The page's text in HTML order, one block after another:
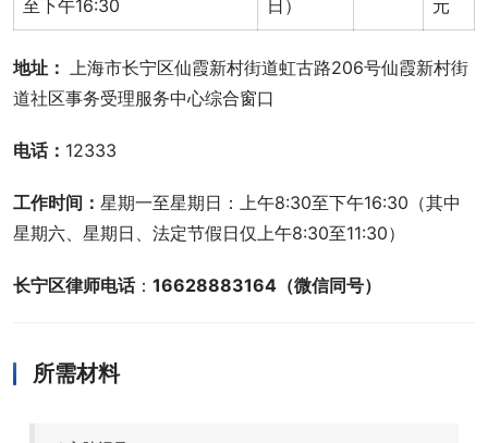
至下午16:30
日）
元
地址： 上海市长宁区仙霞新村街道虹古路206号仙霞新村街
道社区事务受理服务中心综合窗口
电话： 12333
工作时间： 星期一至星期日：上午8:30至下午16:30（其中
星期六、星期日、法定节假日仅上午8:30至11:30）
长宁区律师电话： 16628883164（微信同号）
所需材料